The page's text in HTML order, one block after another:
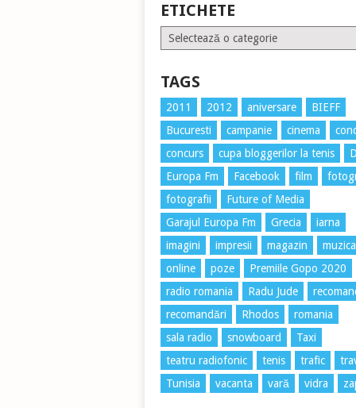
ETICHETE
Etichete
TAGS
2011 2012 aniversare
BIEFF
Bucuresti
campanie cinema
concurs
cupa bloggerilor la tenis
Europa Fm
Facebook film
fotografii
Future of Media
Garajul Europa Fm
Grecia
iarna
imagini
impresii magazin
muzica
online
poze
Premiile Gopo 2020
radio romania
Radu Jude
recomandări
Rhodos
romania
sala radio
snowboard
Taxi
teatru radiofonic
tenis trafic
Tunisia
vacanta vară vidra